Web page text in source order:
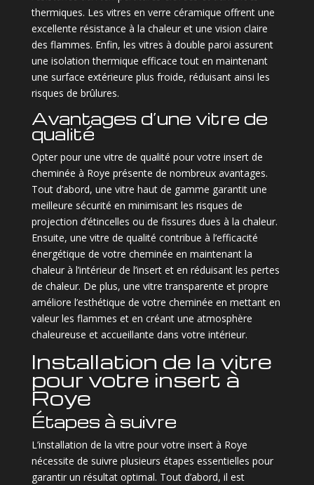
thermiques. Les vitres en verre céramique offrent une
excellente résistance à la chaleur et une vision claire
des flammes. Enfin, les vitres à double paroi assurent
une isolation thermique efficace tout en maintenant
une surface extérieure plus froide, réduisant ainsi les
risques de brûlures.
Avantages d’une vitre de
qualité
Opter pour une vitre de qualité pour votre insert de
cheminée à Roye présente de nombreux avantages.
Tout d’abord, une vitre haut de gamme garantit une
meilleure sécurité en minimisant les risques de
projection d’étincelles ou de fissures dues à la chaleur.
Ensuite, une vitre de qualité contribue à l’efficacité
énergétique de votre cheminée en maintenant la
chaleur à l’intérieur de l’insert et en réduisant les pertes
de chaleur. De plus, une vitre transparente et propre
améliore l’esthétique de votre cheminée en mettant en
valeur les flammes et en créant une atmosphère
chaleureuse et accueillante dans votre intérieur.
Installation de la vitre
pour votre insert à
Roye
Étapes à suivre
L’installation de la vitre pour votre insert à Roye
nécessite de suivre plusieurs étapes essentielles pour
garantir un résultat optimal. Tout d’abord, il est